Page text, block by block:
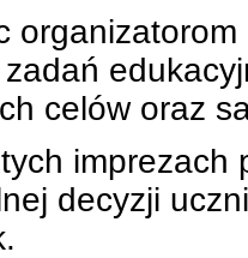
celów oraz
tych imprezach
decyzji